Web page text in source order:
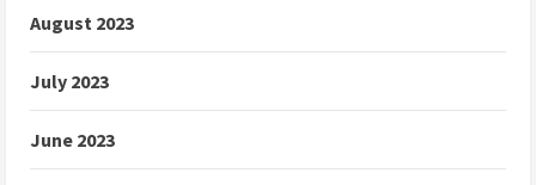
August 2023
July 2023
June 2023